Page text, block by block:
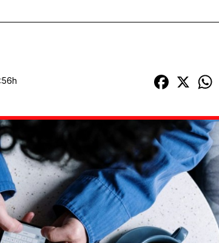
Facebook
X